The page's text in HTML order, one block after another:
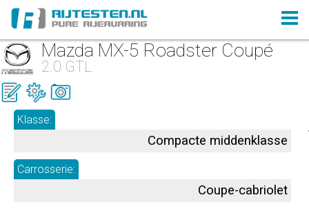
Mazda MX-5 Roadster Coupé
2.0 GTL
Klasse:
Compacte middenklasse
Carrosserie:
Coupe-cabriolet